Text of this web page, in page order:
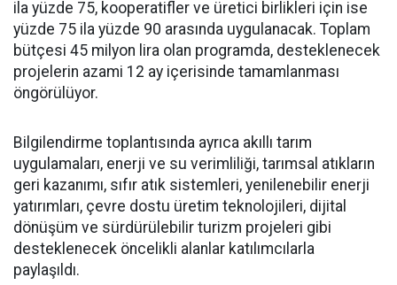
ila yüzde 75, kooperatifler ve üretici birlikleri için ise
yüzde 75 ila yüzde 90 arasında uygulanacak. Toplam
bütçesi 45 milyon lira olan programda, desteklenecek
projelerin azami 12 ay içerisinde tamamlanması
öngörülüyor.
Bilgilendirme toplantısında ayrıca akıllı tarım
uygulamaları, enerji ve su verimliliği, tarımsal atıkların
geri kazanımı, sıfır atık sistemleri, yenilenebilir enerji
yatırımları, çevre dostu üretim teknolojileri, dijital
dönüşüm ve sürdürülebilir turizm projeleri gibi
desteklenecek öncelikli alanlar katılımcılarla
paylaşıldı.